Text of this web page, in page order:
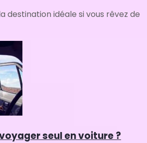
destination idéale si vous rêvez de
seul en voiture ?